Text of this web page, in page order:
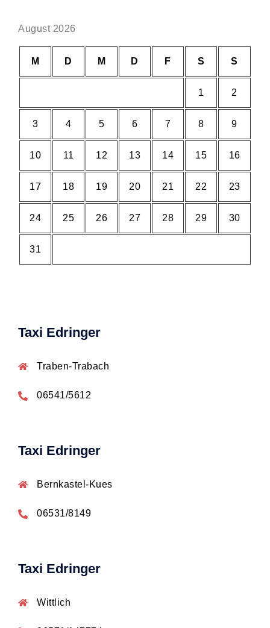
August 2026
M D M D F S S
1 2
3 4 5 6 7 8 9
10 11 12 13 14 15 16
17 18 19 20 21 22 23
24 25 26 27 28 29 30
31
Taxi Edringer
Traben-Trabach
06541/5612
Taxi Edringer
Bernkastel-Kues
06531/8149
Taxi Edringer
Wittlich